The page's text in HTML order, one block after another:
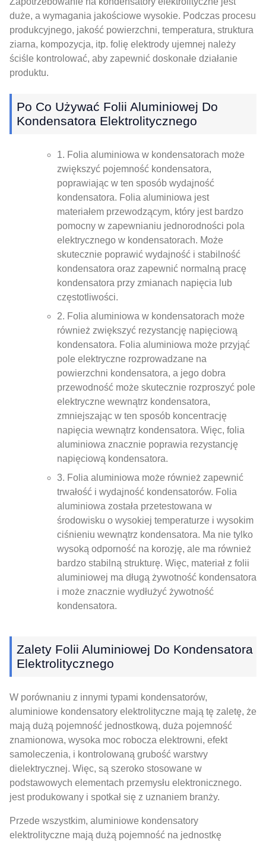
duże, a wymagania jakościowe wysokie. Podczas procesu
produkcyjnego, jakość powierzchni, temperatura, struktura
ziarna, kompozycja, itp. folię elektrody ujemnej należy
ściśle kontrolować, aby zapewnić doskonałe działanie
produktu.
Po Co Używać Folii Aluminiowej Do
Kondensatora Elektrolitycznego
1. Folia aluminiowa w kondensatorach może
zwiększyć pojemność kondensatora,
poprawiając w ten sposób wydajność
kondensatora. Folia aluminiowa jest
materiałem przewodzącym, który jest bardzo
pomocny w zapewnianiu jednorodności pola
elektrycznego w kondensatorach. Może
skutecznie poprawić wydajność i stabilność
kondensatora oraz zapewnić normalną pracę
kondensatora przy zmianach napięcia lub
częstotliwości.
2. Folia aluminiowa w kondensatorach może
również zwiększyć rezystancję napięciową
kondensatora. Folia aluminiowa może przyjąć
pole elektryczne rozprowadzane na
powierzchni kondensatora, a jego dobra
przewodność może skutecznie rozproszyć pole
elektryczne wewnątrz kondensatora,
zmniejszając w ten sposób koncentrację
napięcia wewnątrz kondensatora. Więc, folia
aluminiowa znacznie poprawia rezystancję
napięciową kondensatora.
3. Folia aluminiowa może również zapewnić
trwałość i wydajność kondensatorów. Folia
aluminiowa została przetestowana w
środowisku o wysokiej temperaturze i wysokim
ciśnieniu wewnątrz kondensatora. Ma nie tylko
wysoką odporność na korozję, ale ma również
bardzo stabilną strukturę. Więc, materiał z folii
aluminiowej ma długą żywotność kondensatora
i może znacznie wydłużyć żywotność
kondensatora.
Zalety Folii Aluminiowej Do Kondensatora
Elektrolitycznego
W porównaniu z innymi typami kondensatorów,
aluminiowe kondensatory elektrolityczne mają tę zaletę, że
mają dużą pojemność jednostkową, duża pojemność
znamionowa, wysoka moc robocza elektrowni, efekt
samoleczenia, i kontrolowaną grubość warstwy
dielektrycznej. Więc, są szeroko stosowane w
podstawowych elementach przemysłu elektronicznego.
jest produkowany i spotkał się z uznaniem branży.
Przede wszystkim, aluminiowe kondensatory
elektrolityczne mają dużą pojemność na jednostkę